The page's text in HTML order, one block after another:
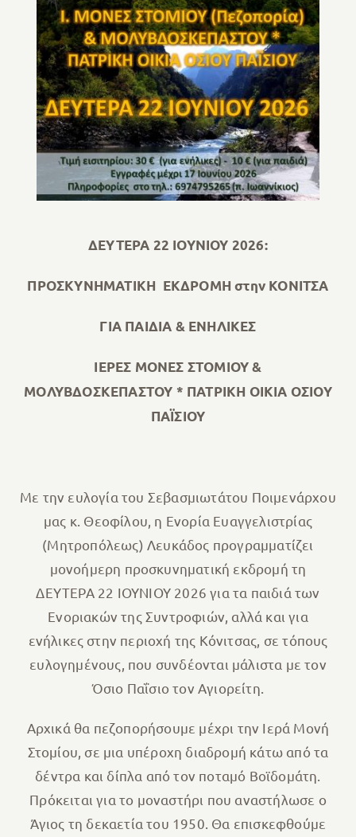
ΔΕΥΤΕΡΑ 22 ΙΟΥΝΙΟΥ 2026:
ΠΡΟΣΚΥΝΗΜΑΤΙΚΗ ΕΚΔΡΟΜΗ στην ΚΟΝΙΤΣΑ
ΓΙΑ ΠΑΙΔΙΑ & ΕΝΗΛΙΚΕΣ
ΙΕΡΕΣ ΜΟΝΕΣ ΣΤΟΜΙΟΥ &
ΜΟΛΥΒΔΟΣΚΕΠΑΣΤΟΥ * ΠΑΤΡΙΚΗ ΟΙΚΙΑ ΟΣΙΟΥ
ΠΑΪΣΙΟΥ
Με την ευλογία του Σεβασμιωτάτου Ποιμενάρχου
μας κ. Θεοφίλου, η Ενορία Ευαγγελιστρίας
(Μητροπόλεως) Λευκάδος προγραμματίζει
μονοήμερη προσκυνηματική εκδρομή τη
ΔΕΥΤΕΡΑ 22 ΙΟΥΝΙΟΥ 2026 για τα παιδιά των
Ενοριακών της Συντροφιών, αλλά και για
ενήλικες στην περιοχή της Κόνιτσας, σε τόπους
ευλογημένους, που συνδέονται μάλιστα με τον
Όσιο Παΐσιο τον Αγιορείτη.
Αρχικά θα πεζοπορήσουμε μέχρι την Ιερά Μονή
Στομίου, σε μια υπέροχη διαδρομή κάτω από τα
δέντρα και δίπλα από τον ποταμό Βοϊδομάτη.
Πρόκειται για το μοναστήρι που αναστήλωσε ο
Άγιος τη δεκαετία του 1950. Θα επισκεφθούμε